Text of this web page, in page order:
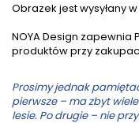
Obrazek jest wysyłany
NOYA Design
produktów przy
Prosimy jednak
pierwsze – ma zbyt
lesie. Po drugie – nie